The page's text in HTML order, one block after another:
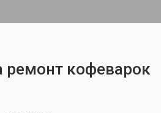
ремонт кофеварок